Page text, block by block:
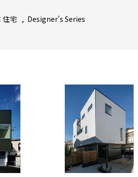
住宅 Designer's Series